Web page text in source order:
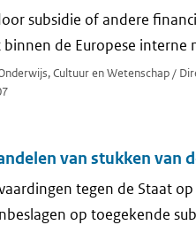
subsidie of andere
de Europese interne
Cultuur en Wetenschap /
van stukken van
tegen de Staat
op toegekende